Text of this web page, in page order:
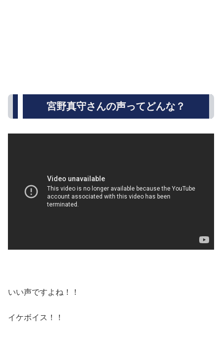
宮野真守さんの声ってどんな？
いい声ですよね！！
イケボイス！！